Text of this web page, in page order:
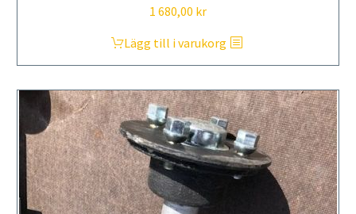
1 680,00 kr
Lägg till i varukorg